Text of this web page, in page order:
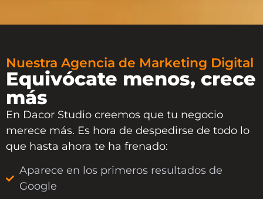
Nuestra Agencia de Marketing Digital
Equivócate menos, crece
más
En Dacor Studio creemos que tu negocio
merece más. Es hora de despedirse de todo lo
que hasta ahora te ha frenado:
Aparece en los primeros resultados de
Google